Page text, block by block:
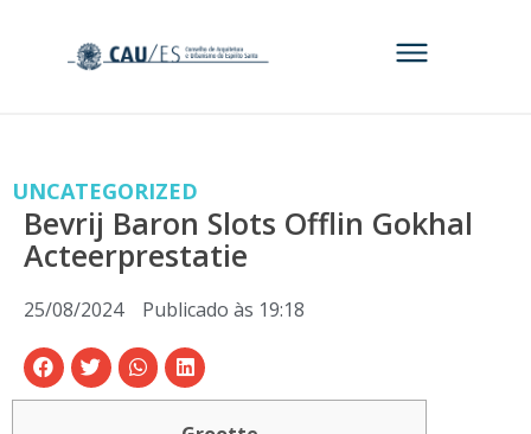
UNCATEGORIZED
Bevrij Baron Slots Offlin Gokhal
Acteerprestatie
25/08/2024 Publicado às 19:18